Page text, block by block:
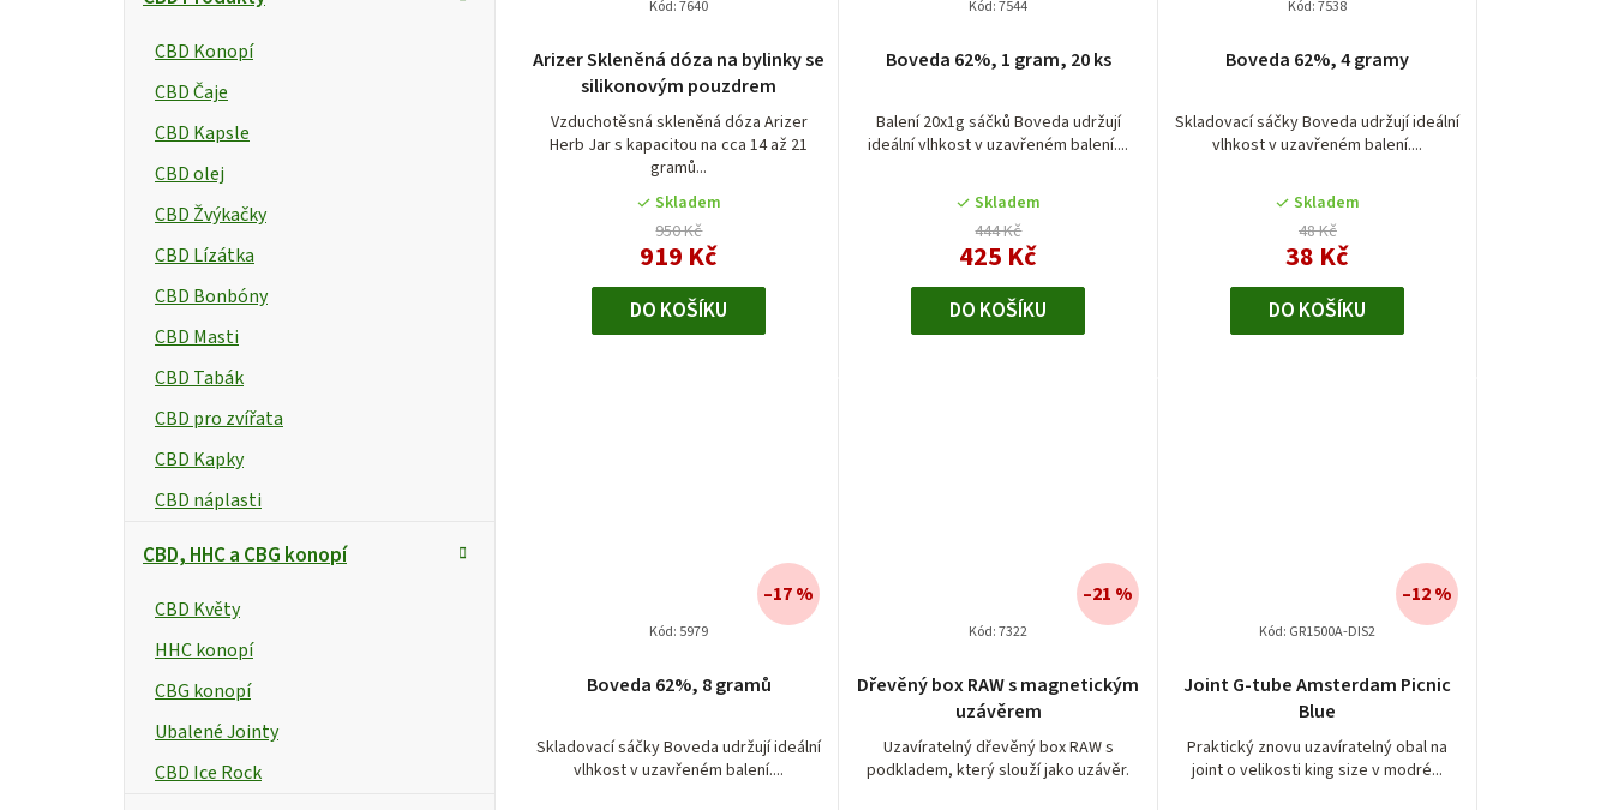
CBD Konopí
CBD Čaje
CBD Kapsle
CBD olej
CBD Žvýkačky
CBD Lízátka
CBD Bonbóny
CBD Masti
CBD Tabák
CBD pro zvířata
CBD Kapky
CBD náplasti
CBD, HHC a CBG konopí
CBD Květy
HHC konopí
CBG konopí
Ubalené Jointy
CBD Ice Rock
r
o
d
u
k
t
ů
Arizer Skleněná dóza na bylinky se
silikonovým pouzdrem
Vzduchotěsná skleněná dóza Arizer
Herb Jar s kapacitou na cca 14 až 21
gramů...
Skladem
950 Kč
919 Kč
DO KOŠÍKU
Kód:7640
Boveda 62%, 1 gram, 20 ks
Balení 20x1g sáčků Boveda udržují
ideální vlhkost v uzavřeném balení....
Skladem
444 Kč
425 Kč
DO KOŠÍKU
Kód:7544
Boveda 62%, 4 gramy
Skladovací sáčky Boveda udržují ideální
vlhkost v uzavřeném balení....
Skladem
48 Kč
38 Kč
DO KOŠÍKU
Kód:7538
Boveda 62%, 8 gramů
Skladovací sáčky Boveda udržují ideální
vlhkost v uzavřeném balení....
–17 %
Kód: 5979
Dřevěný box RAW s magnetickým
uzávěrem
Uzavíratelný dřevěný box RAW s
podkladem, který slouží jako uzávěr.
–21 %
Kód:7322
Joint G-tube Amsterdam Picnic
Blue
Praktický znovu uzavíratelný obal na
joint o velikosti king size v modré...
–12 %
Kód: GR1500A-DIS2